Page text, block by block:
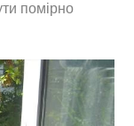
помірно